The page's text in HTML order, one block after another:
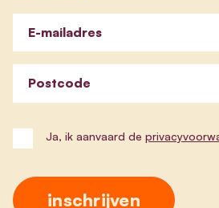
E-mailadres
Postcode
Ja, ik aanvaard de